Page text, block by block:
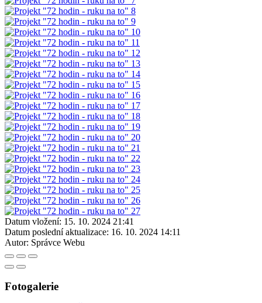
Datum vložení: 15. 10. 2024 21:41
Datum poslední aktualizace: 16. 10. 2024 14:11
Autor: Správce Webu
Fotogalerie